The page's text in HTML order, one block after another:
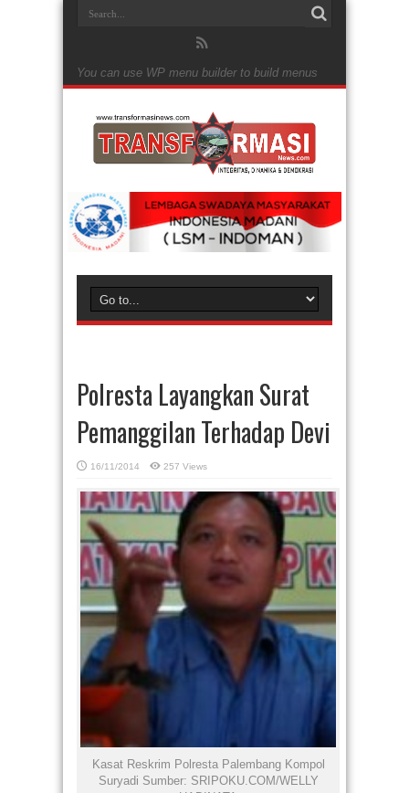
You can use WP menu builder to build menus
Polresta Layangkan Surat
Pemanggilan Terhadap Devi
16/11/2014 257 Views
Kasat Reskrim Polresta Palembang Kompol
Suryadi Sumber: SRIPOKU.COM/WELLY